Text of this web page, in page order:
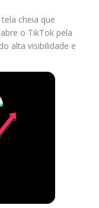
cheia que
o TikTok pela
alta visibilidade e